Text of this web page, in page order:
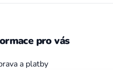
pro vás
a platby